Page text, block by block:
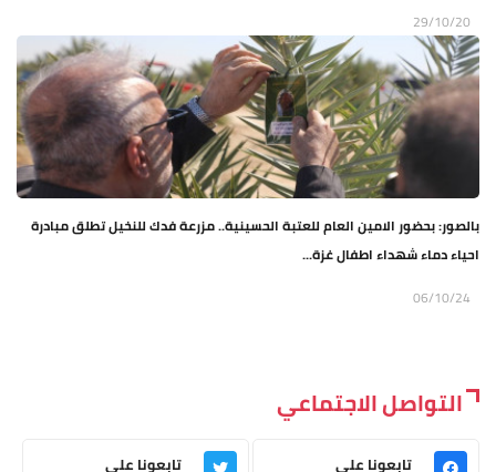
29/10/20
بالصور: بحضور الامين العام للعتبة الحسينية.. مزرعة فدك للنخيل تطلق مبادرة
احياء دماء شهداء اطفال غزة...
06/10/24
التواصل الاجتماعي
تابعونا على تابعونا على